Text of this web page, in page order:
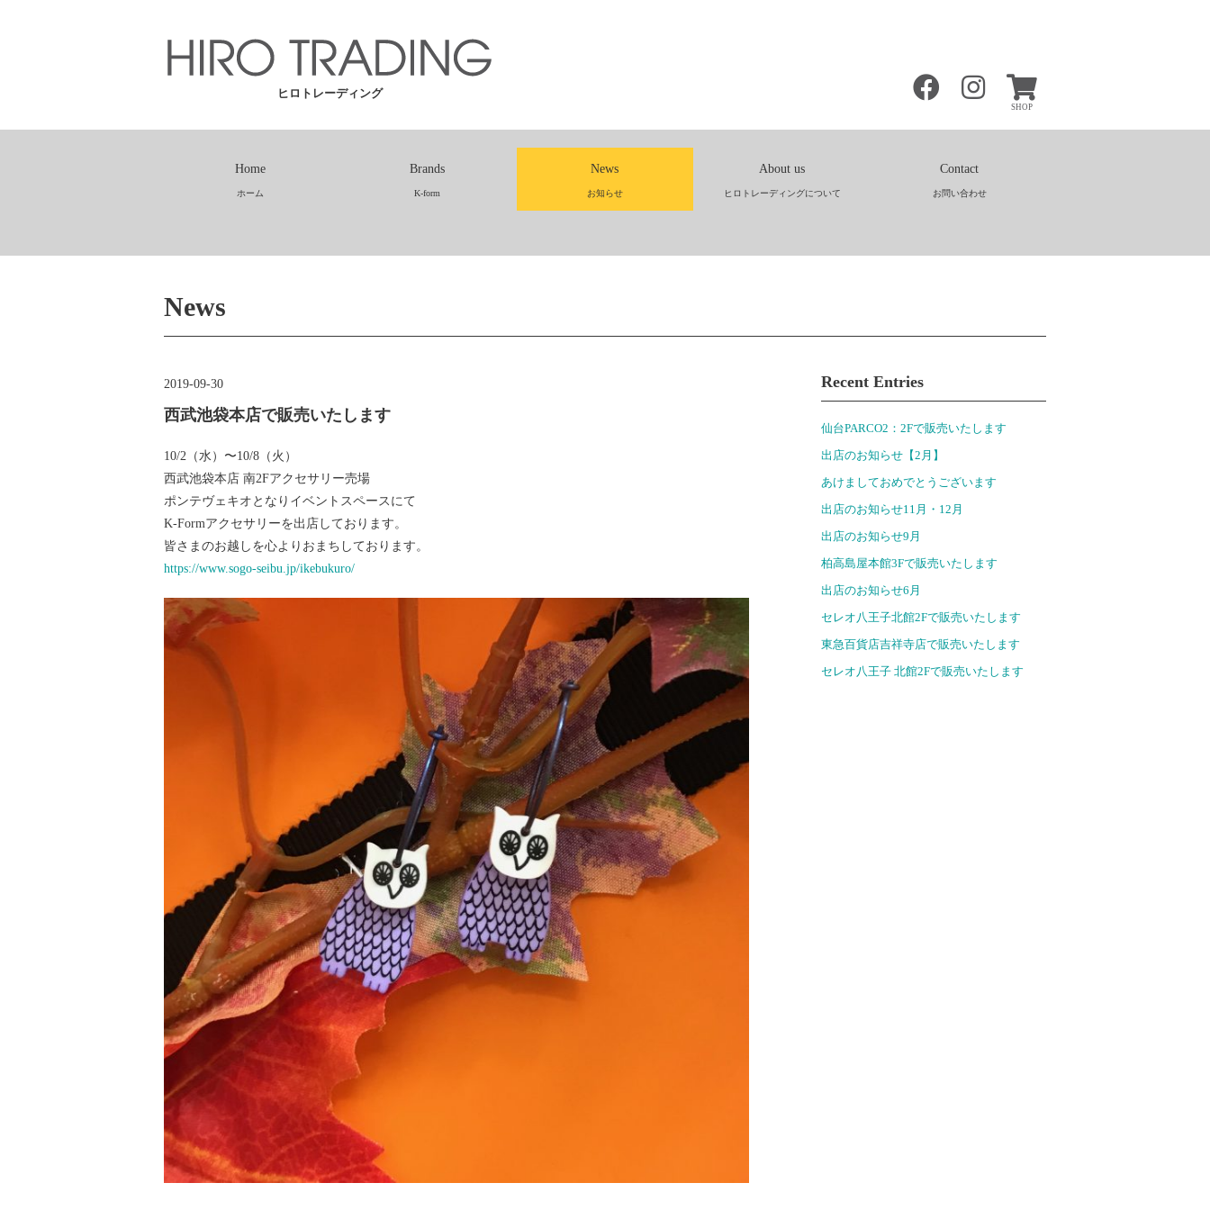
ヒロトレーディング
SHOP
Home
ホーム
Brands
K-form
News
お知らせ
About us
ヒロトレーディングについて
Contact
お問い合わせ
News
2019-09-30
西武池袋本店で販売いたします
10/2（水）〜10/8（火）
西武池袋本店 南2Fアクセサリー売場
ポンテヴェキオとなりイベントスペースにて
K-Formアクセサリーを出店しております。
皆さまのお越しを心よりおまちしております。
https://www.sogo-seibu.jp/ikebukuro/
Recent Entries
仙台PARCO2：2Fで販売いたします
出店のお知らせ【2月】
あけましておめでとうございます
出店のお知らせ11月・12月
出店のお知らせ9月
柏高島屋本館3Fで販売いたします
出店のお知らせ6月
セレオ八王子北館2Fで販売いたします
東急百貨店吉祥寺店で販売いたします
セレオ八王子 北館2Fで販売いたします